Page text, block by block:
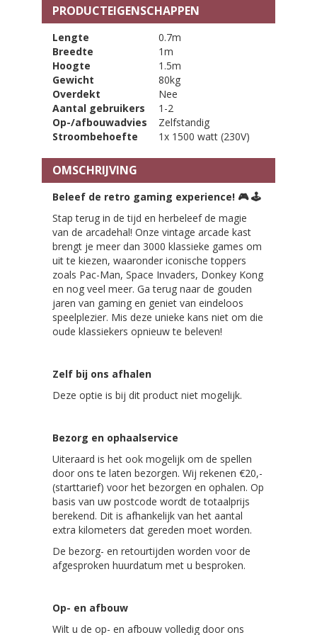
PRODUCTEIGENSCHAPPEN
Lengte
0.7m
Breedte
1m
Hoogte
1.5m
Gewicht
80kg
Overdekt
Nee
Aantal gebruikers
1-2
Op-/afbouwadvies
Zelfstandig
Stroombehoefte
1x 1500 watt (230V)
OMSCHRIJVING
Beleef de retro gaming experience! 🎮 🕹️
Stap terug in de tijd en herbeleef de magie
van de arcadehal! Onze vintage arcade kast
brengt je meer dan 3000 klassieke games om
uit te kiezen, waaronder iconische toppers
zoals Pac-Man, Space Invaders, Donkey Kong
en nog veel meer. Ga terug naar de gouden
jaren van gaming en geniet van eindeloos
speelplezier. Mis deze unieke kans niet om die
oude klassiekers opnieuw te beleven!
Zelf bij ons afhalen
Deze optie is bij dit product niet mogelijk.
Bezorg en ophaalservice
Uiteraard is het ook mogelijk om de spellen
door ons te laten bezorgen. Wij rekenen €20,-
(starttarief) voor het bezorgen en ophalen. Op
basis van uw postcode wordt de totaalprijs
berekend. Dit is afhankelijk van het aantal
extra kilometers dat gereden moet worden.
De bezorg- en retourtijden worden voor de
afgesproken huurdatum met u besproken.
Op- en afbouw
Wilt u de op- en afbouw volledig door ons